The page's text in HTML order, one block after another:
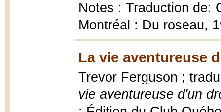
Notes : Traduction de:
Montréal : Du roseau,
La vie aventureuse
Trevor Ferguson ;
vie aventureuse d'un